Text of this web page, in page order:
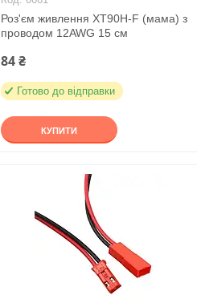
Роз'єм живлення XT90H-F (мама) з
проводом 12AWG 15 см
84 ₴
Готово до відправки
КУПИТИ